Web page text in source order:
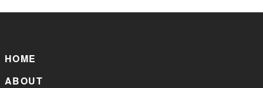
HOME
ABOUT